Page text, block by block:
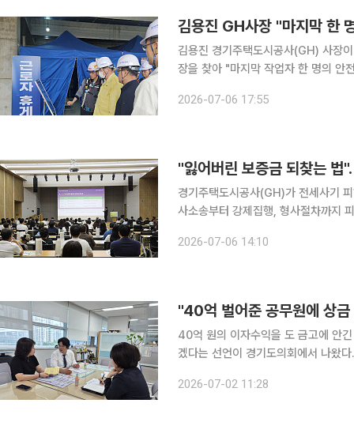
김용진 경기주택도시공사(GH) 사장
장을 찾아 "마지막 작업자 한 명의 안
2026-07-06 17:55
경기주택도시공사(GH)가 전세사기
사소송부터 강제집행, 형사절차까지
운영하는 경기도 전세피해 및 예방지
2026-07-06 14:10
40억 원의 이자수익을 도 금고에 안
겠다는 선언이 경기도의회에서 나왔
합하면, 박상현 경기도의회 기획재정
2026-07-02 11:28